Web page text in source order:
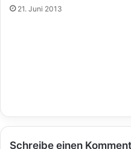
21. Juni 2013
Schreibe einen